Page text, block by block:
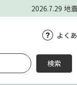
2026.7.29 地
よく
検索